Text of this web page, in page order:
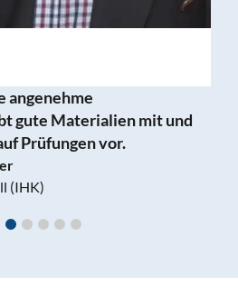
erklärt auch trockene
und hat mich
vorbereitet.
Peter
(IHK)